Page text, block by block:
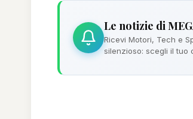
Le notizie di
Ricevi Motori, Tech e
silenzioso: scegli il tuo